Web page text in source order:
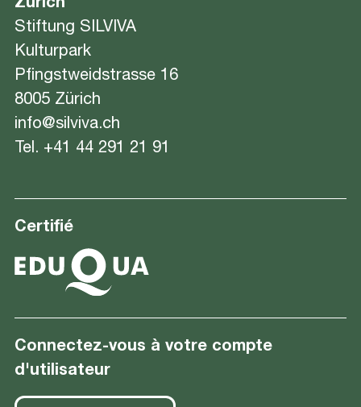
Zürich
Stiftung SILVIVA
Kulturpark
Pfingstweidstrasse 16
8005 Zürich
info@silviva.ch
Tel. +41 44 291 21 91
Certifié
Connectez-vous à votre compte
d'utilisateur